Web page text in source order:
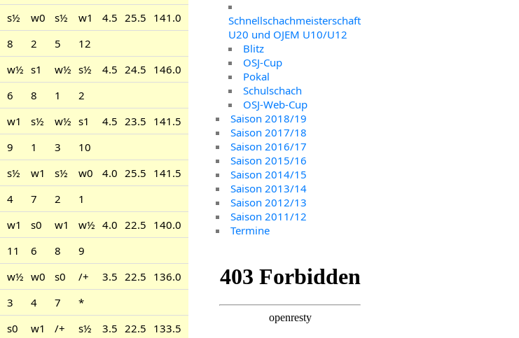
s½ w0 s½ w1 4.5 25.5 141.0
8 2 5
12
w½ s1 w½ s½ 4.5 24.5 146.0
6 8 1
2
w1 s½ w½ s1 4.5 23.5 141.5
9 1 3
10
s½ w1 s½ w0 4.0 25.5 141.5
4 7 2
1
w1 s0 w1 w½ 4.0 22.5 140.0
11 6 8
9
w½ w0 s0 /+ 3.5 22.5 136.0
3 4 7
*
s0 w1 /+ s½ 3.5 22.5 133.5
Schnellschachmeisterschaft
U20 und OJEM U10/U12
Blitz
OSJ-Cup
Pokal
Schulschach
OSJ-Web-Cup
Saison 2018/19
Saison 2017/18
Saison 2016/17
Saison 2015/16
Saison 2014/15
Saison 2013/14
Saison 2012/13
Saison 2011/12
Termine